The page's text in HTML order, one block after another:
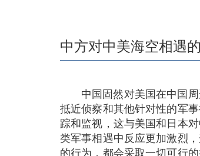
中方对中美海空相遇
中国固然对美国在中国
抵近侦察和其他针对性的军
踪和监视，这与美国和日本
类军事相遇中反应更加激烈
的行为，都会采取一切可行